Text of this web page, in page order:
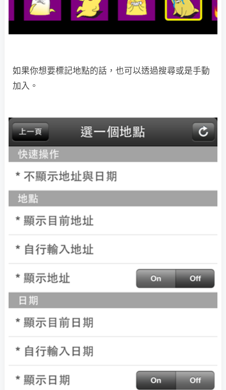
如果你想要標記地點的話，也可以透過搜尋或是手動
加入。